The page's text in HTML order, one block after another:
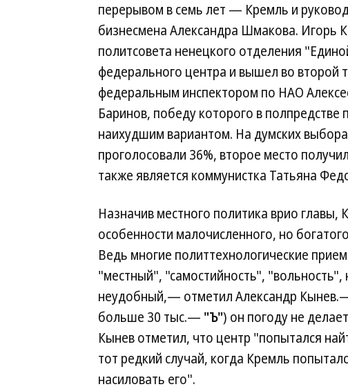
перерывом в семь лет — Кремль и
бизнесмена Александра Шмакова. Игорь
политсовета ненецкого отделения
федерального центра и вышел во второй
федеральным инспектором по НАО
Баринов, победу которого в
наихудшим вариантом. На думских
проголосовали 36%, второе место
также является коммунистка Татьяна
Назначив местного политика врио
особенности малочисленного, но
Ведь многие политтехнологические
"местный", "самостийность",
неудобный,— отметил Александр
больше 30 тыс.— "Ъ") он погоду не
Кынев отметил, что центр "попытался
тот редкий случай, когда Кремль
насиловать его".